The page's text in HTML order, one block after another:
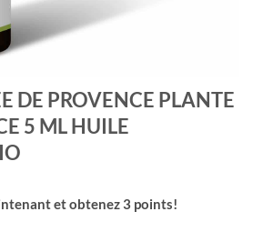
DE PROVENCE PLANTE
5 ML HUILE
et obtenez3 points!